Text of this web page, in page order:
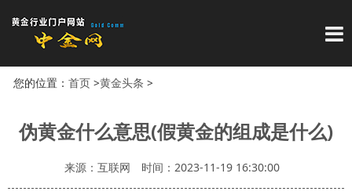
导
您的位置： 首页>黄金头条 >
伪黄金什么意思(假黄金的组成是什么)
来源：互联网 时间：2023-11-19 16:30:00